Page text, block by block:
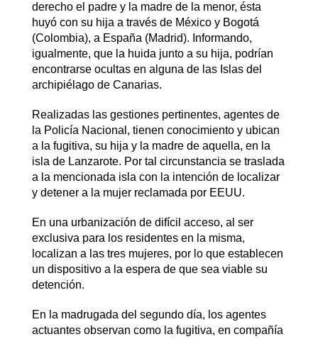
derecho el padre y la madre de la menor, ésta
huyó con su hija a través de México y Bogotá
(Colombia), a España (Madrid). Informando,
igualmente, que la huida junto a su hija, podrían
encontrarse ocultas en alguna de las Islas del
archipiélago de Canarias.
Realizadas las gestiones pertinentes, agentes de
la Policía Nacional, tienen conocimiento y ubican
a la fugitiva, su hija y la madre de aquella, en la
isla de Lanzarote. Por tal circunstancia se traslada
a la mencionada isla con la intención de localizar
y detener a la mujer reclamada por EEUU.
En una urbanización de difícil acceso, al ser
exclusiva para los residentes en la misma,
localizan a las tres mujeres, por lo que establecen
un dispositivo a la espera de que sea viable su
detención.
En la madrugada del segundo día, los agentes
actuantes observan como la fugitiva, en compañía